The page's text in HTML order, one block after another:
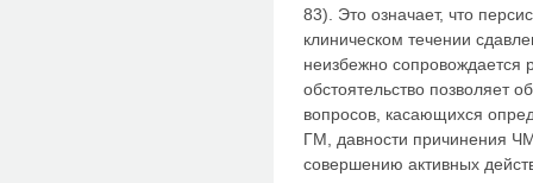
83). Это означает, что
клиническом течении
неизбежно сопровождается
обстоятельство позволяет
вопросов, касающихся
ГМ, давности причинения
совершению активных